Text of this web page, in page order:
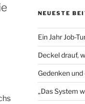
NEUESTE
Ein Jahr Job-
Deckel drauf,
Gedenken
„Das System